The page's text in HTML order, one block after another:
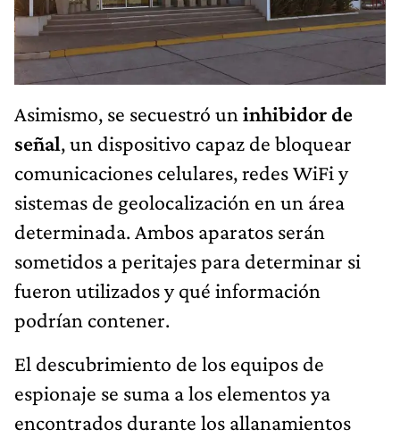
Asimismo, se secuestró un inhibidor de
señal, un dispositivo capaz de bloquear
comunicaciones celulares, redes WiFi y
sistemas de geolocalización en un área
determinada. Ambos aparatos serán
sometidos a peritajes para determinar si
fueron utilizados y qué información
podrían contener.
El descubrimiento de los equipos de
espionaje se suma a los elementos ya
encontrados durante los allanamientos